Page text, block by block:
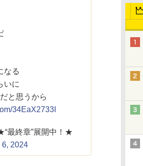
なる
いに
と思うから
34EaX2733I
最終章”展開中！★
2024